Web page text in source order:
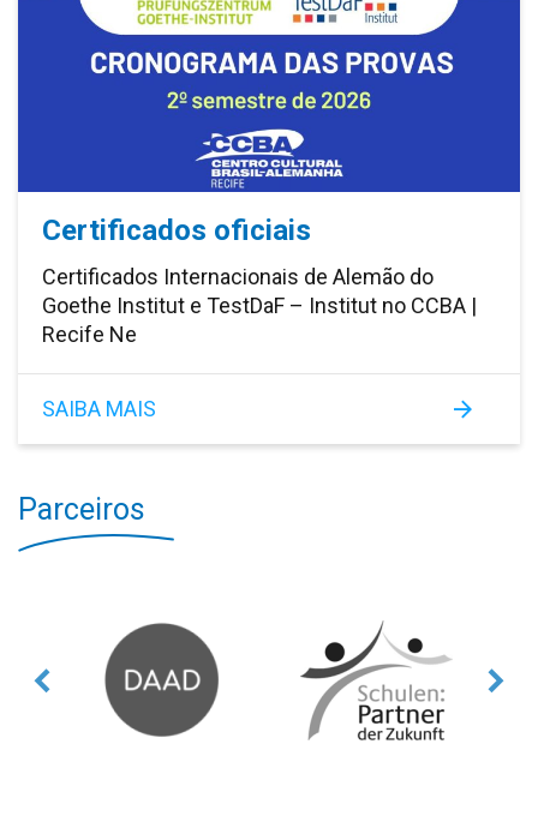
Certificados oficiais
Certificados Internacionais de Alemão do
Goethe Institut e TestDaF – Institut no CCBA |
Recife Ne
SAIBA MAIS
Parceiros